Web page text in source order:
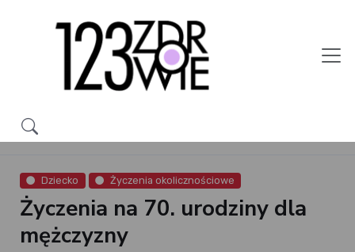
Dziecko Życzenia okolicznościowe
Życzenia na 70. urodziny dla
mężczyzny